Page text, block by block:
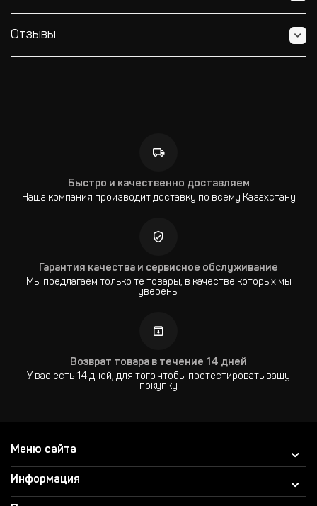
Отзывы
Быстро и качественно доставляем
Наша компания производит доставку по всему Казахстану
Гарантия качества и сервисное обслуживание
Мы предлагаем только те товары, в качестве которых мы
уверены
Возврат товара в течение 14 дней
У вас есть 14 дней, для того чтобы протестировать вашу
покупку
Меню сайта
Информация